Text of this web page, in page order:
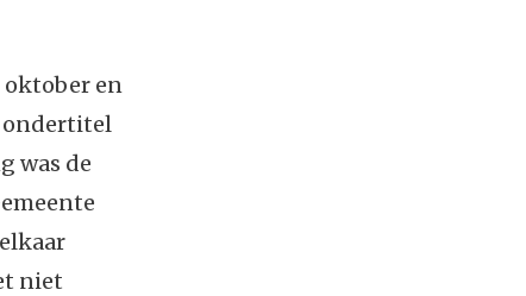
oktober en
ondertitel
was de
niet